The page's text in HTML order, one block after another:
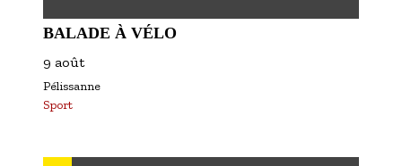
BALADE À VÉLO
9 août
Pélissanne
Sport